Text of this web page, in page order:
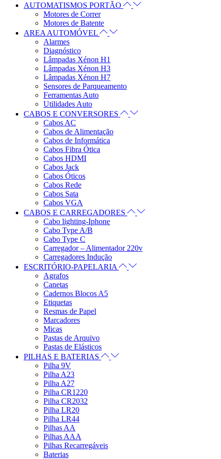
AUTOMATISMOS PORTÃO
Motores de Correr
Motores de Batente
AREA AUTOMÓVEL
Alarmes
Diagnóstico
Lâmpadas Xénon H1
Lâmpadas Xénon H3
Lâmpadas Xénon H7
Sensores de Parqueamento
Ferramentas Auto
Utilidades Auto
CABOS E CONVERSORES
Cabos AC
Cabos de Alimentação
Cabos de Informática
Cabos Fibra Ótica
Cabos HDMI
Cabos Jack
Cabos Óticos
Cabos Rede
Cabos Sata
Cabos VGA
CABOS E CARREGADORES
Cabo lighting-Iphone
Cabo Type A/B
Cabo Type C
Carregador – Alimentador 220v
Carregadores Indução
ESCRITÓRIO-PAPELARIA
Agrafos
Canetas
Cadernos Blocos A5
Etiquetas
Resmas de Papel
Marcadores
Micas
Pastas de Arquivo
Pastas de Elásticos
PILHAS E BATERIAS
Pilha 9V
Pilha A23
Pilha A27
Pilha CR1220
Pilha CR2032
Pilha LR20
Pilha LR44
Pilhas AA
Pilhas AAA
Pilhas Recarregáveis
Baterias